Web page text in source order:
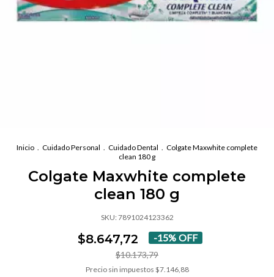
Inicio . Cuidado Personal . Cuidado Dental . Colgate Maxwhite complete
clean 180 g
Colgate Maxwhite complete
clean 180 g
SKU: 7891024123362
$8.647,72 -15% OFF
$10.173,79
Precio sin impuestos $7.146,88